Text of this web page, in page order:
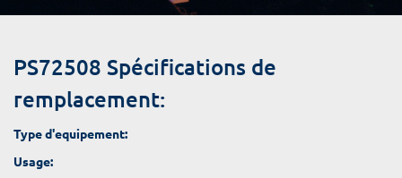
PS72508 Spécifications de
remplacement:
Type d'equipement:
Usage: